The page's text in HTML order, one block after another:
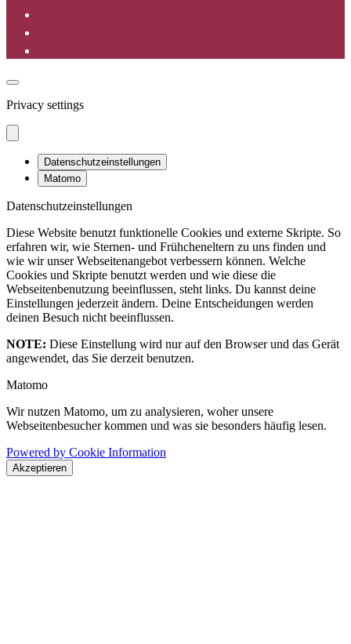
Privacy settings
Datenschutzeinstellungen
Matomo
Datenschutzeinstellungen
Diese Website benutzt funktionelle Cookies und externe Skripte. So
erfahren wir, wie Sternen- und Frühcheneltern zu uns finden und
wie wir unser Webseitenangebot verbessern können. Welche
Cookies und Skripte benutzt werden und wie diese die
Webseitenbenutzung beeinflussen, steht links. Du kannst deine
Einstellungen jederzeit ändern. Deine Entscheidungen werden
deinen Besuch nicht beeinflussen.
NOTE: Diese Einstellung wird nur auf den Browser und das Gerät
angewendet, das Sie derzeit benutzen.
Matomo
Wir nutzen Matomo, um zu analysieren, woher unsere
Webseitenbesucher kommen und was sie besonders häufig lesen.
Powered by Cookie Information
Akzeptieren